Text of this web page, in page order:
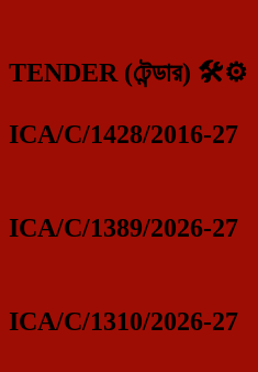
TENDER (টেন্ডার) 🛠️⚙️
ICA/C/1428/2016-27
ICA/C/1389/2026-27
ICA/C/1310/2026-27